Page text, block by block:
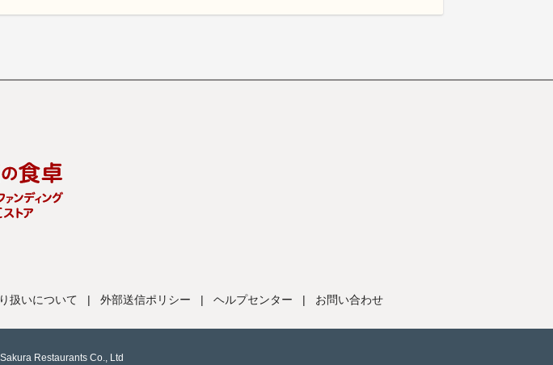
扱いについて | 外部送信ポリシー | ヘルプセンター | お問い合わせ
Restaurants Co., Ltd